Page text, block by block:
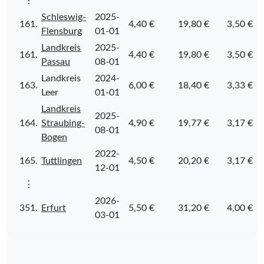
161.
Schleswig-
Flensburg
2025-
01-01
4,40 € 19,80 € 3,50 €
161.
Landkreis
Passau
2025-
08-01
4,40 € 19,80 € 3,50 €
163.
Landkreis
Leer
2024-
01-01
6,00 € 18,40 € 3,33 €
164.
Landkreis
Straubing-
Bogen
2025-
08-01
4,90 € 19,77 € 3,17 €
165. Tuttlingen
2022-
12-01
4,50 € 20,20 € 3,17 €
⋮
351. Erfurt
2026-
03-01
5,50 € 31,20 € 4,00 €